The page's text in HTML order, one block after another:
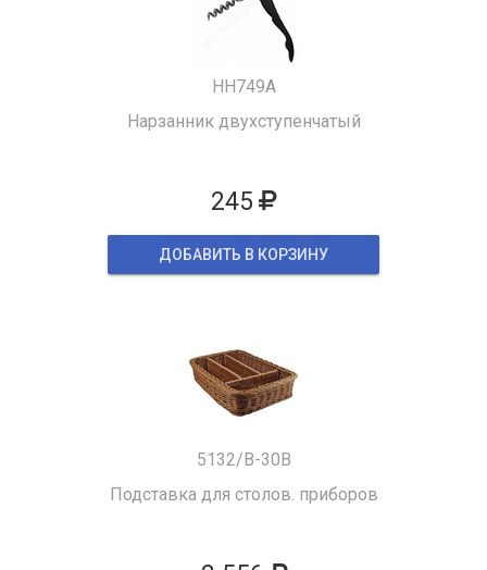
HH749A
Нарзанник двухступенчатый
245
ДОБАВИТЬ В КОРЗИНУ
5132/B-30B
Подставка для столов. приборов